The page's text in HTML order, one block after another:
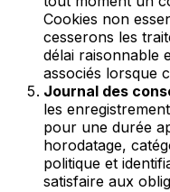
Cookies non
cesserons les
délai raisonnable
associés lorsque
Journal des
les
pour une durée
horodatage,
politique et
satisfaire aux